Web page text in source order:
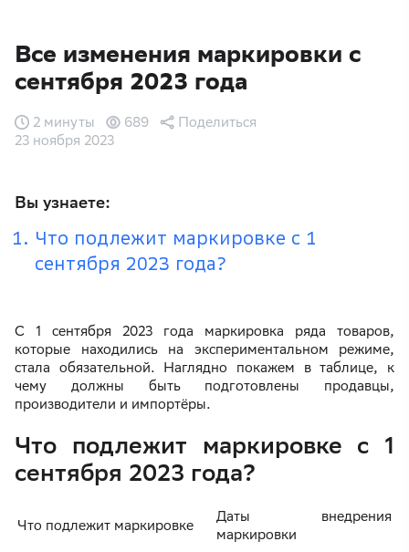
Все изменения маркировки с
сентября 2023 года
23 ноября 2023
2 минуты 689 Поделиться
Вы узнаете:
Что подлежит маркировке с 1
сентября 2023 года?
С 1 сентября 2023 года маркировка ряда товаров,
которые находились на экспериментальном режиме,
стала обязательной. Наглядно покажем в таблице, к
чему должны быть подготовлены продавцы,
производители и импортёры.
Что подлежит маркировке с 1
сентября 2023 года?
Что подлежит маркировке
Даты внедрения
маркировки